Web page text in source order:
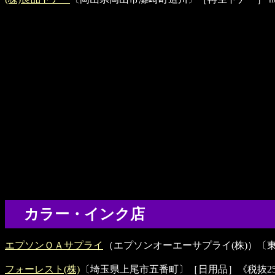
カラー・インク店
エプソンＯＡサプライ （エプソンオーエーサプライ(株)）〔
フォーレスト(株) 〔埼玉県上尾市五番町〕［日用品］《税抜